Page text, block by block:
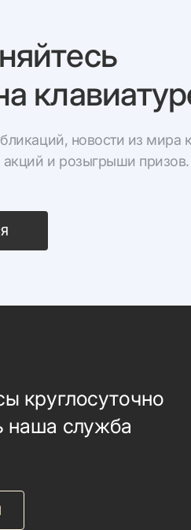
новости из мира
и розыгрыши призов.
круглосуточно
наша служба